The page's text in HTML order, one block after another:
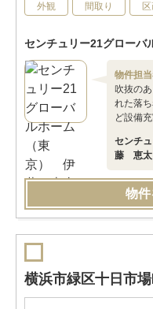
外観 間取り
センチュリー21グローバ
物件担
吹抜の
れた落
ど設備充
センチ
藤 恵太
物件
横浜市緑区十日市